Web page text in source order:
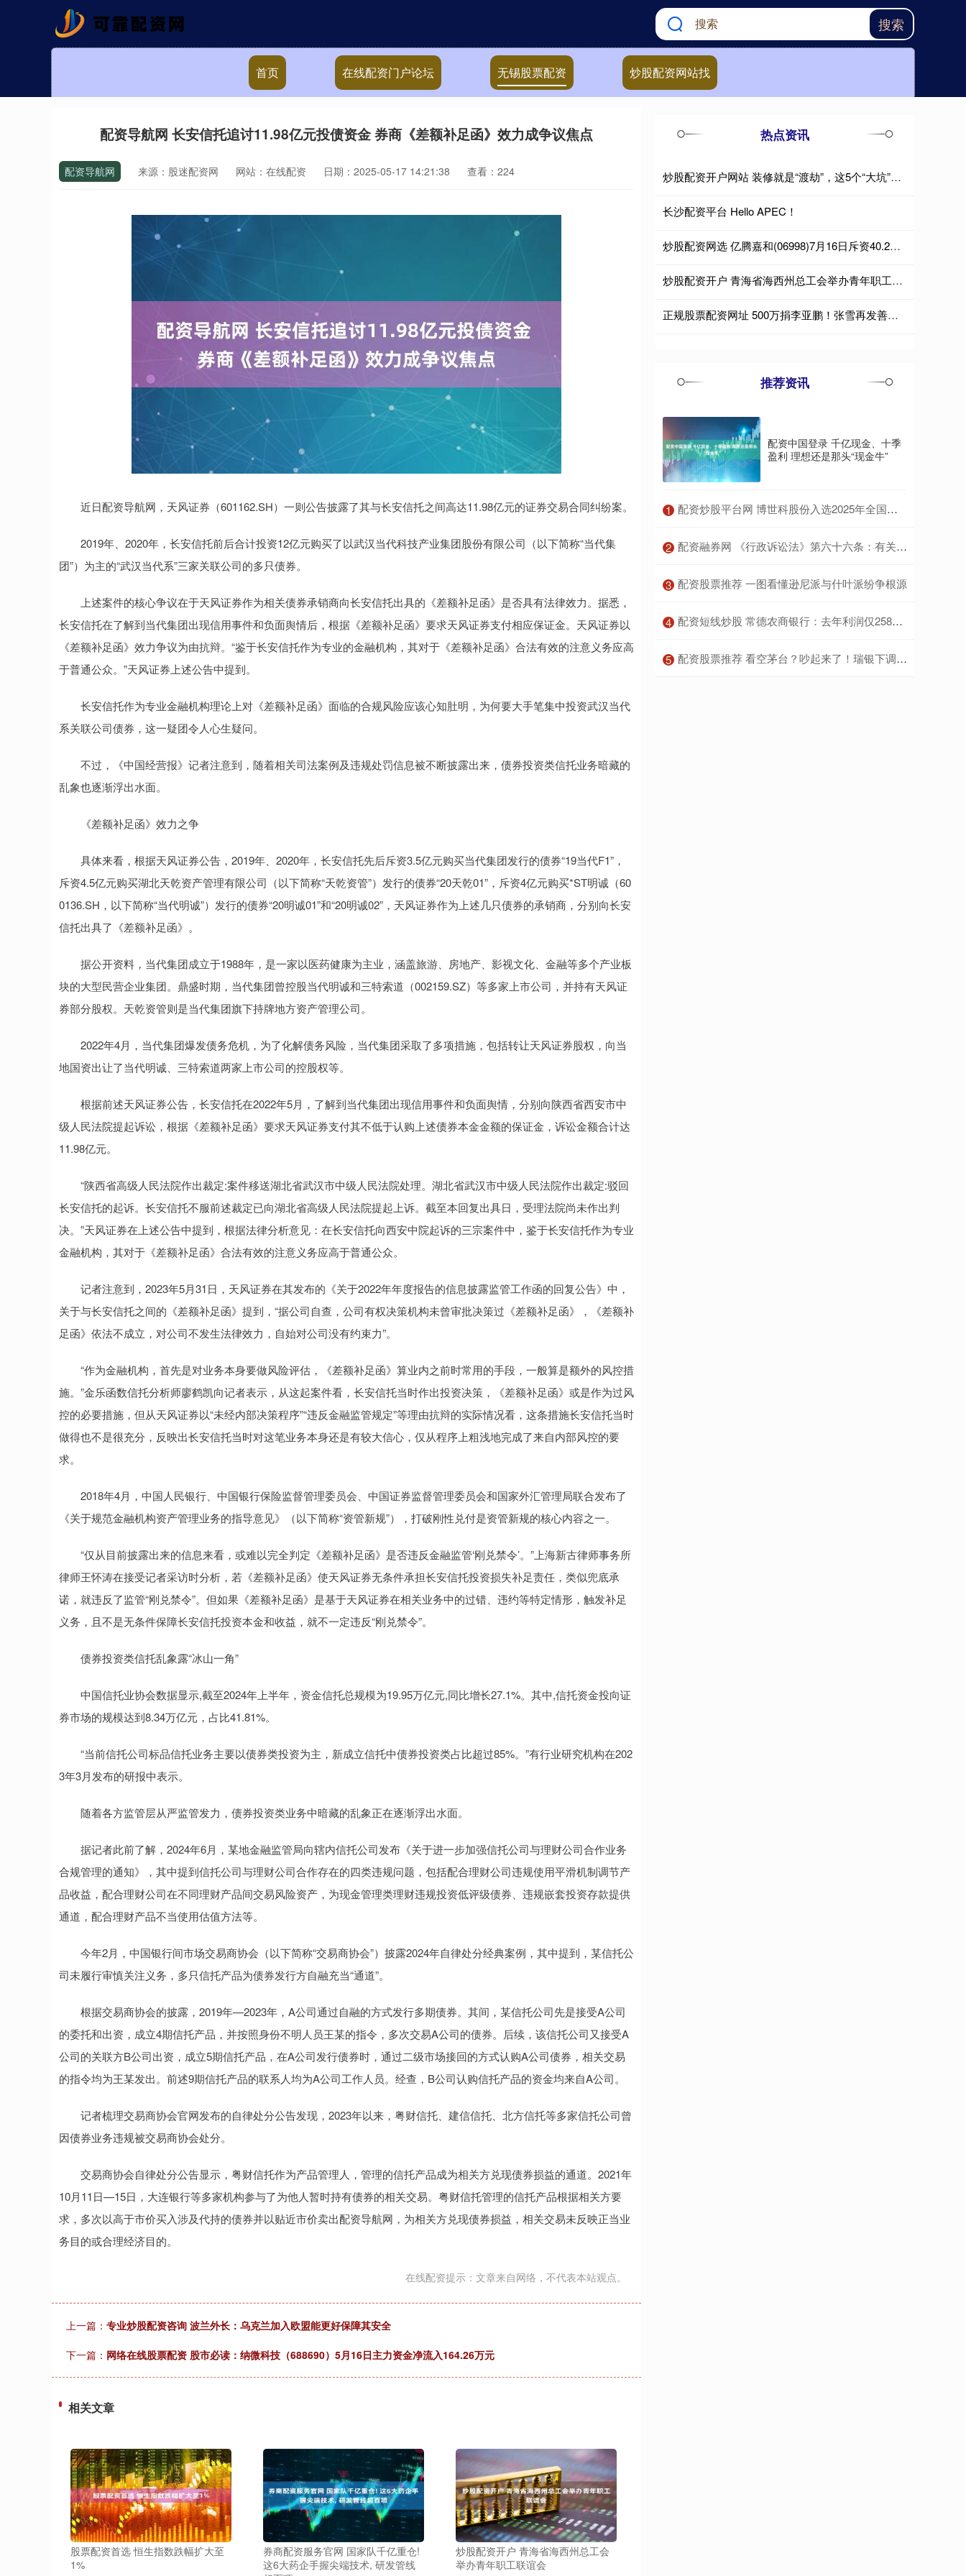
搜索
首页 在线配资门户论坛 无锡股票配资 炒股配资网站找
配资导航网 长安信托追讨11.98亿元投债资金 券商《差额补足函》效力成争议焦点
配资导航网 来源：股迷配资网 网站：在线配资 日期：2025-05-17 14:21:38 查看：224
近日配资导航网，天风证券（601162.SH）一则公告披露了其与长安信托之间高达11.98亿元的证券交易合同纠纷案。
2019年、2020年，长安信托前后合计投资12亿元购买了以武汉当代科技产业集团股份有限公司（以下简称“当代集
团”）为主的“武汉当代系”三家关联公司的多只债券。
上述案件的核心争议在于天风证券作为相关债券承销商向长安信托出具的《差额补足函》是否具有法律效力。据悉，
长安信托在了解到当代集团出现信用事件和负面舆情后，根据《差额补足函》要求天风证券支付相应保证金。天风证券以
《差额补足函》效力争议为由抗辩。“鉴于长安信托作为专业的金融机构，其对于《差额补足函》合法有效的注意义务应高
于普通公众。”天风证券上述公告中提到。
长安信托作为专业金融机构理论上对《差额补足函》面临的合规风险应该心知肚明，为何要大手笔集中投资武汉当代
系关联公司债券，这一疑团令人心生疑问。
不过，《中国经营报》记者注意到，随着相关司法案例及违规处罚信息被不断披露出来，债券投资类信托业务暗藏的
乱象也逐渐浮出水面。
《差额补足函》效力之争
具体来看，根据天风证券公告，2019年、2020年，长安信托先后斥资3.5亿元购买当代集团发行的债券“19当代F1”，
斥资4.5亿元购买湖北天乾资产管理有限公司（以下简称“天乾资管”）发行的债券“20天乾01”，斥资4亿元购买*ST明诚（60
0136.SH，以下简称“当代明诚”）发行的债券“20明诚01”和“20明诚02”，天风证券作为上述几只债券的承销商，分别向长安
信托出具了《差额补足函》。
据公开资料，当代集团成立于1988年，是一家以医药健康为主业，涵盖旅游、房地产、影视文化、金融等多个产业板
块的大型民营企业集团。鼎盛时期，当代集团曾控股当代明诚和三特索道（002159.SZ）等多家上市公司，并持有天风证
券部分股权。天乾资管则是当代集团旗下持牌地方资产管理公司。
2022年4月，当代集团爆发债务危机，为了化解债务风险，当代集团采取了多项措施，包括转让天风证券股权，向当
地国资出让了当代明诚、三特索道两家上市公司的控股权等。
根据前述天风证券公告，长安信托在2022年5月，了解到当代集团出现信用事件和负面舆情，分别向陕西省西安市中
级人民法院提起诉讼，根据《差额补足函》要求天风证券支付其不低于认购上述债券本金金额的保证金，诉讼金额合计达
11.98亿元。
“陕西省高级人民法院作出裁定:案件移送湖北省武汉市中级人民法院处理。湖北省武汉市中级人民法院作出裁定:驳回
长安信托的起诉。长安信托不服前述裁定已向湖北省高级人民法院提起上诉。截至本回复出具日，受理法院尚未作出判
决。”天风证券在上述公告中提到，根据法律分析意见：在长安信托向西安中院起诉的三宗案件中，鉴于长安信托作为专业
金融机构，其对于《差额补足函》合法有效的注意义务应高于普通公众。
记者注意到，2023年5月31日，天风证券在其发布的《关于2022年年度报告的信息披露监管工作函的回复公告》中，
关于与长安信托之间的《差额补足函》提到，“据公司自查，公司有权决策机构未曾审批决策过《差额补足函》，《差额补
足函》依法不成立，对公司不发生法律效力，自始对公司没有约束力”。
“作为金融机构，首先是对业务本身要做风险评估，《差额补足函》算业内之前时常用的手段，一般算是额外的风控措
施。”金乐函数信托分析师廖鹤凯向记者表示，从这起案件看，长安信托当时作出投资决策，《差额补足函》或是作为过风
控的必要措施，但从天风证券以“未经内部决策程序”“违反金融监管规定”等理由抗辩的实际情况看，这条措施长安信托当时
做得也不是很充分，反映出长安信托当时对这笔业务本身还是有较大信心，仅从程序上粗浅地完成了来自内部风控的要
求。
2018年4月，中国人民银行、中国银行保险监督管理委员会、中国证券监督管理委员会和国家外汇管理局联合发布了
《关于规范金融机构资产管理业务的指导意见》（以下简称“资管新规”），打破刚性兑付是资管新规的核心内容之一。
“仅从目前披露出来的信息来看，或难以完全判定《差额补足函》是否违反金融监管‘刚兑禁令’。”上海新古律师事务所
律师王怀涛在接受记者采访时分析，若《差额补足函》使天风证券无条件承担长安信托投资损失补足责任，类似兜底承
诺，就违反了监管“刚兑禁令”。但如果《差额补足函》是基于天风证券在相关业务中的过错、违约等特定情形，触发补足
义务，且不是无条件保障长安信托投资本金和收益，就不一定违反“刚兑禁令”。
债券投资类信托乱象露“冰山一角”
中国信托业协会数据显示,截至2024年上半年，资金信托总规模为19.95万亿元,同比增长27.1%。其中,信托资金投向证
券市场的规模达到8.34万亿元，占比41.81%。
“当前信托公司标品信托业务主要以债券类投资为主，新成立信托中债券投资类占比超过85%。”有行业研究机构在202
3年3月发布的研报中表示。
随着各方监管层从严监管发力，债券投资类业务中暗藏的乱象正在逐渐浮出水面。
据记者此前了解，2024年6月，某地金融监管局向辖内信托公司发布《关于进一步加强信托公司与理财公司合作业务
合规管理的通知》，其中提到信托公司与理财公司合作存在的四类违规问题，包括配合理财公司违规使用平滑机制调节产
品收益，配合理财公司在不同理财产品间交易风险资产，为现金管理类理财违规投资低评级债券、违规嵌套投资存款提供
通道，配合理财产品不当使用估值方法等。
今年2月，中国银行间市场交易商协会（以下简称“交易商协会”）披露2024年自律处分经典案例，其中提到，某信托公
司未履行审慎关注义务，多只信托产品为债券发行方自融充当“通道”。
根据交易商协会的披露，2019年—2023年，A公司通过自融的方式发行多期债券。其间，某信托公司先是接受A公司
的委托和出资，成立4期信托产品，并按照身份不明人员王某的指令，多次交易A公司的债券。后续，该信托公司又接受A
公司的关联方B公司出资，成立5期信托产品，在A公司发行债券时，通过二级市场接回的方式认购A公司债券，相关交易
的指令均为王某发出。前述9期信托产品的联系人均为A公司工作人员。经查，B公司认购信托产品的资金均来自A公司。
记者梳理交易商协会官网发布的自律处分公告发现，2023年以来，粤财信托、建信信托、北方信托等多家信托公司曾
因债券业务违规被交易商协会处分。
交易商协会自律处分公告显示，粤财信托作为产品管理人，管理的信托产品成为相关方兑现债券损益的通道。2021年
10月11日—15日，大连银行等多家机构参与了为他人暂时持有债券的相关交易。粤财信托管理的信托产品根据相关方要
求，多次以高于市价买入涉及代持的债券并以贴近市价卖出配资导航网，为相关方兑现债券损益，相关交易未反映正当业
务目的或合理经济目的。
在线配资提示：文章来自网络，不代表本站观点。
上一篇： 专业炒股配资咨询 波兰外长：乌克兰加入欧盟能更好保障其安全
下一篇： 网络在线股票配资 股市必读：纳微科技（688690）5月16日主力资金净流入164.26万元
相关文章
股票配资首选 恒生指数跌幅扩大至
1%
券商配资服务官网 国家队千亿重仓!
这6大药企手握尖端技术, 研发管线
炒股配资开户 青海省海西州总工会
举办青年职工联谊会
热点资讯
炒股配资开户网站 装修就是“渡劫”，这5个“大坑”，大家都踩了几个？
长沙配资平台 Hello APEC！
炒股配资网选 亿腾嘉和(06998)7月16日斥资40.2万港元回购20万股
炒股配资开户 青海省海西州总工会举办青年职工联谊会
正规股票配资网址 500万捐李亚鹏！张雪再发善举：拍卖53号真车 款项全部捐给韩红
推荐资讯
配资中国登录 千亿现金、十季
盈利 理想还是那头“现金牛”
1 ​配资炒股平台网 博世科股份入选2025年全国科技工作者调查站点名单
2 ​配资融券网 《行政诉讼法》第六十六条：有关行政机关工作人员和被告的处理
3 ​配资股票推荐 一图看懂逊尼派与什叶派纷争根源
4 ​配资短线炒股 常德农商银行：去年利润仅258万、高管薪酬成谜、不良率飙至4.81%，危机何解？
5 ​配资股票推荐 看空茅台？吵起来了！瑞银下调茅台评级 华创证券维持茅台目标价2600元